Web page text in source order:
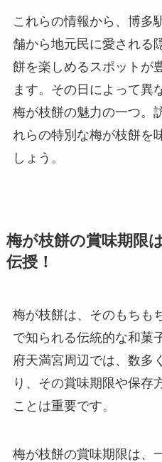
これらの情報から、博多
舗から地元民に愛される
餅を楽しめるスポットが
ます。その日によって異
梅が枝餅の魅力の一つ。
れらの特別な梅が枝餅を
しょう。
梅が枝餅の賞味期限
伝授！
梅が枝餅は、そのもちも
で知られる伝統的な和菓
府天満宮周辺では、数多
り、その賞味期限や保存
ことは重要です。
梅が枝餅の賞味期限は、